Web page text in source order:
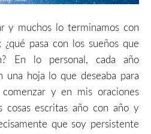
y muchos lo terminamos con
¿qué pasa con los sueños que
En lo personal, cada año
una hoja lo que deseaba para
y en mis oraciones
cosas escritas año con año y
que soy persistente